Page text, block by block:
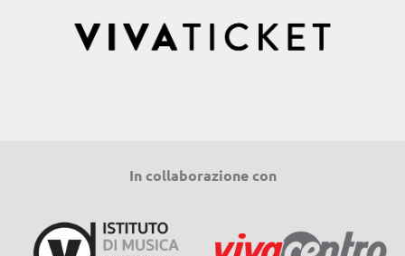
In collaborazione con